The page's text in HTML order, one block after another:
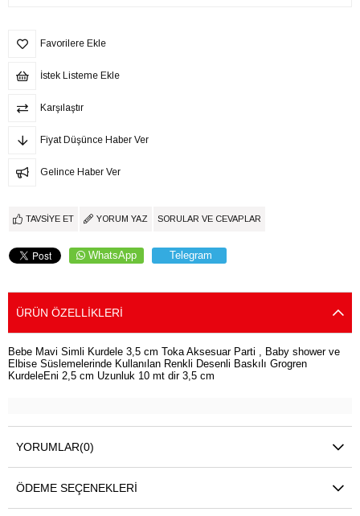
Favorilere Ekle
İstek Listeme Ekle
Karşılaştır
Fiyat Düşünce Haber Ver
Gelince Haber Ver
TAVSIYE ET YORUM YAZ SORULAR VE CEVAPLAR
WhatsApp Telegram
ÜRÜN ÖZELLIKLERI
Bebe Mavi Simli Kurdele 3,5 cm Toka Aksesuar Parti , Baby shower ve
Elbise Süslemelerinde Kullanılan Renkli Desenli Baskılı Grogren
KurdeleEni 2,5 cm Uzunluk 10 mt dir 3,5 cm
YORUMLAR(0)
ÖDEME SEÇENEKLERI